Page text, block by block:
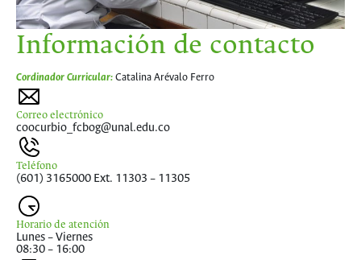
Información de contacto
Cordinador Curricular: Catalina Arévalo Ferro
Correo electrónico
coocurbio_fcbog@unal.edu.co
Teléfono
(601) 3165000 Ext. 11303 – 11305
Horario de atención
Lunes – Viernes
08:30 – 16:00